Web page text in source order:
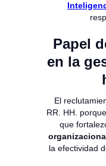
Papel
en la
El
RR. HH.
que
la efectividad